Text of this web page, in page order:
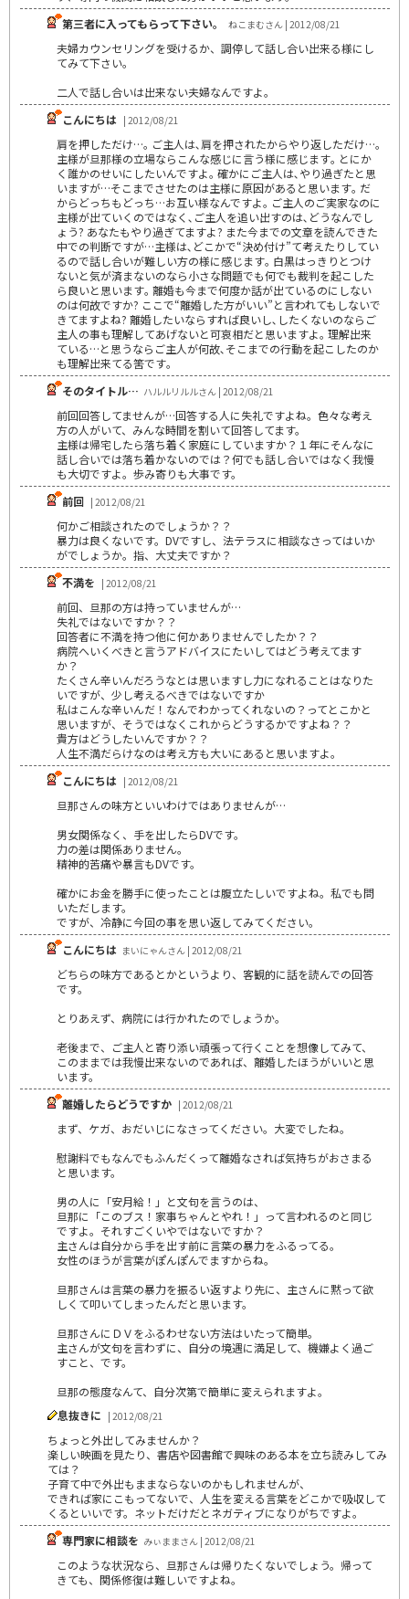
第三者に入ってもらって下さい。
ねこまむさん | 2012/08/21
夫婦カウンセリングを受けるか、調停して話し合い出来る様にし
てみて下さい。
二人で話し合いは出来ない夫婦なんですよ。
こんにちは | 2012/08/21
肩を押しただけ…｡ ご主人は､肩を押されたからやり返しただけ…｡
主様が旦那様の立場ならこんな感じに言う様に感じます｡ とにか
く誰かのせいにしたいんですよ｡ 確かにご主人は､やり過ぎたと思
いますが…そこまでさせたのは主様に原因があると思います｡ だ
からどっちもどっち…お互い様なんですよ｡ ご主人のご実家なのに
主様が出ていくのではなく､ご主人を追い出すのは､どうなんでし
ょう? あなたもやり過ぎてますよ? また今までの文章を読んできた
中での判断ですが…主様は､どこかで“決め付け”て考えたりしてい
るので話し合いが難しい方の様に感じます｡ 白黒はっきりとつけ
ないと気が済まないのなら小さな問題でも何でも裁判を起こした
ら良いと思います｡ 離婚も今まで何度か話が出ているのにしない
のは何故ですか? ここで“離婚した方がいい”と言われてもしないで
きてますよね? 離婚したいならすれば良いし､したくないのならご
主人の事も理解してあげないと可哀相だと思いますよ｡ 理解出来
ている…と思うならご主人が何故､そこまでの行動を起こしたのか
も理解出来てる筈です｡
そのタイトル… ハルルリルルさん | 2012/08/21
前回回答してませんが…回答する人に失礼ですよね。色々な考え
方の人がいて、みんな時間を割いて回答してます。
主様は帰宅したら落ち着く家庭にしていますか？１年にそんなに
話し合いでは落ち着かないのでは？何でも話し合いではなく我慢
も大切ですよ。歩み寄りも大事です。
前回 | 2012/08/21
何かご相談されたのでしょうか？？
暴力は良くないです。DVですし、法テラスに相談なさってはいか
がでしょうか。指、大丈夫ですか？
不満を | 2012/08/21
前回、旦那の方は持っていませんが…
失礼ではないですか？？
回答者に不満を持つ他に何かありませんでしたか？？
病院へいくべきと言うアドバイスにたいしてはどう考えてます
か？
たくさん辛いんだろうなとは思いますし力になれることはなりた
いですが、少し考えるべきではないですか
私はこんな辛いんだ！なんでわかってくれないの？ってとこかと
思いますが、そうではなくこれからどうするかですよね？？
貴方はどうしたいんですか？？
人生不満だらけなのは考え方も大いにあると思いますよ。
こんにちは | 2012/08/21
旦那さんの味方といいわけではありませんが…
男女関係なく、手を出したらDVです。
力の差は関係ありません。
精神的苦痛や暴言もDVです。
確かにお金を勝手に使ったことは腹立たしいですよね。私でも問
いただします。
ですが、冷静に今回の事を思い返してみてください。
こんにちは まいにゃんさん | 2012/08/21
どちらの味方であるとかというより、客観的に話を読んでの回答
です。
とりあえず、病院には行かれたのでしょうか。
老後まで、ご主人と寄り添い頑張って行くことを想像してみて、
このままでは我慢出来ないのであれば、離婚したほうがいいと思
います。
離婚したらどうですか | 2012/08/21
まず、ケガ、おだいじになさってください。大変でしたね。
慰謝料でもなんでもふんだくって離婚なされば気持ちがおさまる
と思います。
男の人に「安月給！」と文句を言うのは、
旦那に「このブス！家事ちゃんとやれ！」って言われるのと同じ
ですよ。それすごくいやではないですか？
主さんは自分から手を出す前に言葉の暴力をふるってる。
女性のほうが言葉がぽんぽんでますからね。
旦那さんは言葉の暴力を振るい返すより先に、主さんに黙って欲
しくて叩いてしまったんだと思います。
旦那さんにＤＶをふるわせない方法はいたって簡単。
主さんが文句を言わずに、自分の境遇に満足して、機嫌よく過ご
すこと、です。
旦那の態度なんて、自分次第で簡単に変えられますよ。
息抜きに | 2012/08/21
ちょっと外出してみませんか？
楽しい映画を見たり、書店や図書館で興味のある本を立ち読みしてみ
ては？
子育て中で外出もままならないのかもしれませんが、
できれば家にこもってないで、人生を変える言葉をどこかで吸収して
くるといいです。ネットだけだとネガティブになりがちですよ。
専門家に相談を みぃままさん | 2012/08/21
このような状況なら、旦那さんは帰りたくないでしょう。帰って
きても、関係修復は難しいですよね。